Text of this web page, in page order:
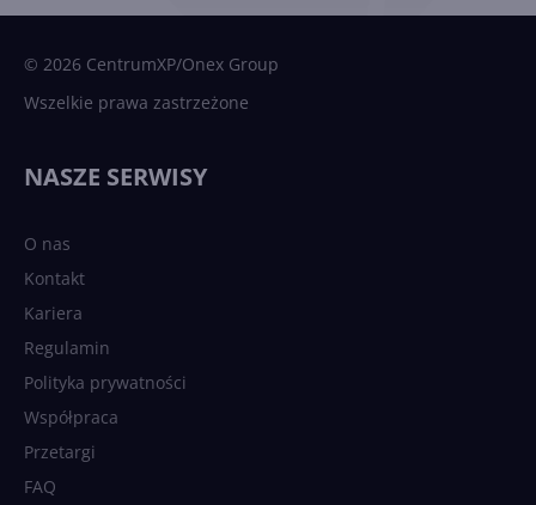
© 2026 CentrumXP/Onex Group
Wszelkie prawa zastrzeżone
NASZE SERWISY
O nas
Kontakt
Kariera
Regulamin
Polityka prywatności
Współpraca
Przetargi
FAQ